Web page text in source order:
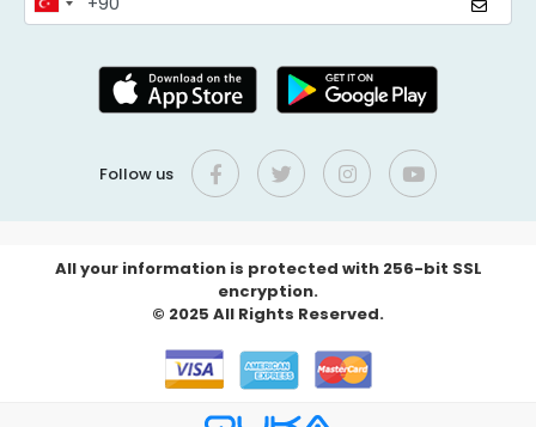
Follow us
All your information is protected with 256-bit SSL
encryption.
© 2025 All Rights Reserved.